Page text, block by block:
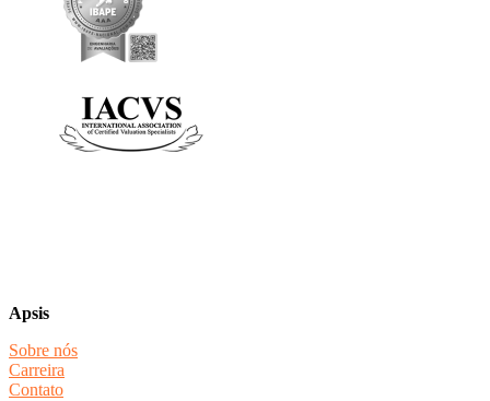
Apsis
Sobre nós
Carreira
Contato